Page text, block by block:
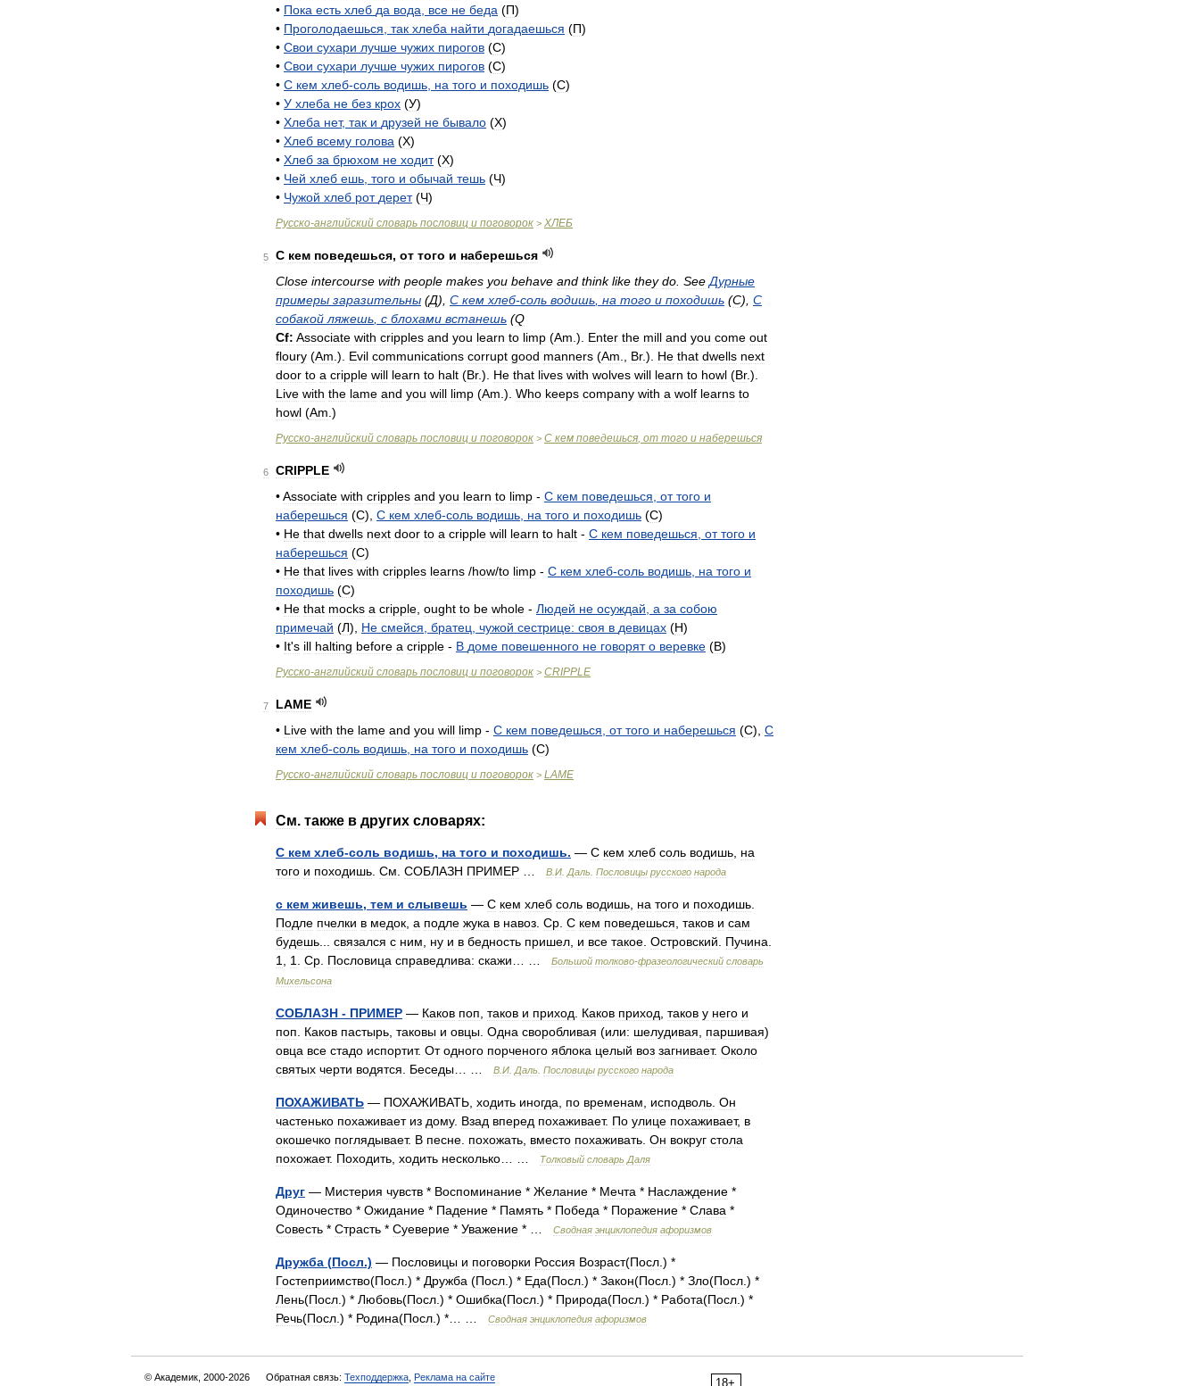
• Пока есть хлеб да вода все не беда (П)
• Проголодаешься так хлеба найти догадаешься (П)
• Свои сухари лучше чужих пирогов (С)
• Свои сухари лучше чужих пирогов (С)
• С кем хлеб-соль водишь на того и походишь (С)
• У хлеба не без крох (У)
• Хлеба нет, так и друзей не бывало (X)
• Хлеб всему голова (X)
• Хлеб за брюхом не ходит(X)
• Чей хлеб ешь того и обычай тешь (Ч)
• Чужой хлеб рот дерет(Ч)
Русско-английский словарь пословиц и поговорок > ХЛЕБ
5 С кем поведешься, от того и наберешься
Close intercourse with people makes you behave and think like they do See Дурные
примеры заразительны (Д), С кем хлеб-соль водишь на того и походишь (C), С
собакой ляжешь с блохами встанешь (Q
Cf: Associate with cripples and you learn to limp (Am ). Enter the mill and you come out
floury (Am ). Evil communications corrupt good manners (Am Br.). Не that dwells next
door to a cripple will learn to halt (Br.). Не that lives with wolves will learn to howl (Br.).
Live with the lame and you will limp (Am ). Who keeps company with a wolf learns to
howl (Am )
Русско-английский словарь пословиц и поговорок > С кем поведешься, от того и наберешься
6
CRIPPLE
•Associate with cripples and you learn to limp - С кем поведешься от того и
наберешься (C), С кем хлеб-соль водишь на того и походишь (C)
• He that dwells next door to a cripple will learn to halt - С кем поведешься от того и
наберешься (C)
• He that lives with cripples learns /how/to limp - С кем хлеб-соль водишь на того и
походишь (C)
• He that mocks a cripple ought to be whole - Людей не осуждай а за собою
примечай (Л), Не смейся братец чужой сестрице: своя в девицах (H)
• It's ill halting before a cripple - В доме повешенного не говорят о веревке (B)
Русско-английский словарь пословиц и поговорок > CRIPPLE
7
LAME
• Live with the lame and you will limp - С кем поведешься от того и наберешься (C), С
кем хлеб-соль водишь на того и походишь (C)
Русско-английский словарь пословиц и поговорок > LAME
См. также в других словарях:
С кем хлеб-соль водишь, на того и походишь. — С кем хлеб соль водишь на
того и походишь См СОБЛАЗН ПРИМЕР В И Даль Пословицы русского народа
с кем живешь, тем и слывешь — С кем хлеб соль водишь на того и походишь
Подле пчелки в медок а подле жука в навоз Ср С кем поведешься таков и сам
будешь
связался с ним ну и в бедность пришел и все такое Островский Пучина
1
1 Ср Пословица справедлива: скажи Большой толково-фразеологический словарь
Михельсона
СОБЛАЗН - ПРИМЕР — Каков поп таков и приход Каков приход таков у него и
поп
Каков пастырь таковы и овцы Одна своробливая (или: шелудивая паршивая)
овца все стадо испортит. От одного порченого яблока целый воз загнивает. Около
святых черти водятся Беседы В И Даль Пословицы русского народа
ПОХАЖИВАТЬ — ПОХАЖИВАТЬ ходить иногда по временам исподволь Он
частенько похаживает из дому. Взад вперед похаживает. По улице похаживает, в
окошечко поглядывает. В песне похожать вместо похаживать Он вокруг стола
похожает. Походить ходить несколько Толковый словарь Даля
Друг — Мистерия чувств * Воспоминание * Желание * Мечта * Наслаждение *
Одиночество * Ожидание * Падение * Память * Победа * Поражение * Слава *
Совесть * Страсть * Суеверие * Уважение * … Сводная энциклопедия афоризмов
Дружба (Посл.) — Пословицы и поговорки Россия Возраст(Посл .) *
Гостеприимство(Посл .) * Дружба (Посл .) * Еда(Посл .) * Закон(Посл .) * Зло(Посл .) *
Лень(Посл .) * Любовь(Посл .) * Ошибка(Посл .) * Природа(Посл .) * Работа(Посл .) *
Речь(Посл .) * Родина(Посл .) *… … Сводная энциклопедия афоризмов
18+
© Академик, 2000-2026 Обратная связь: Техподдержка Реклама на сайте